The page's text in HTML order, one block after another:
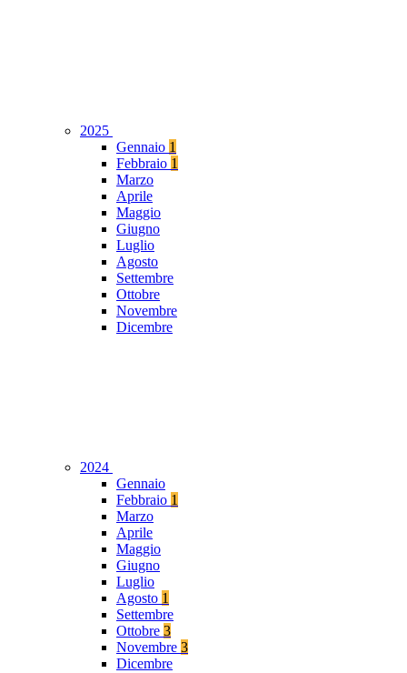
2025
Gennaio 1
Febbraio 1
Marzo
Aprile
Maggio
Giugno
Luglio
Agosto
Settembre
Ottobre
Novembre
Dicembre
2024
Gennaio
Febbraio 1
Marzo
Aprile
Maggio
Giugno
Luglio
Agosto 1
Settembre
Ottobre 3
Novembre 3
Dicembre